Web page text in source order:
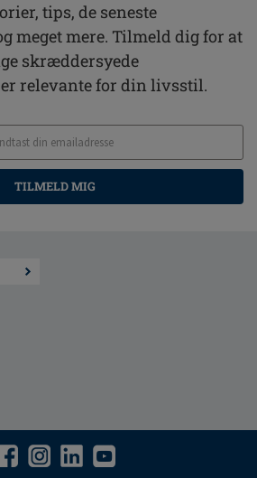
tips, de seneste
meget mere. Tilmeld dig for at
skræddersyede
relevante for din livsstil.
TILMELD MIG